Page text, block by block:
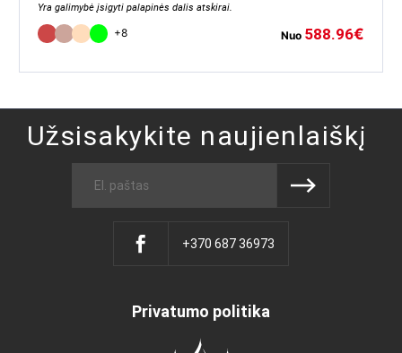
Yra galimybė įsigyti palapinės dalis atskirai.
+8 Nuo 588.96€
Užsisakykite naujienlaiškį
+370 687 36973
Privatumo politika